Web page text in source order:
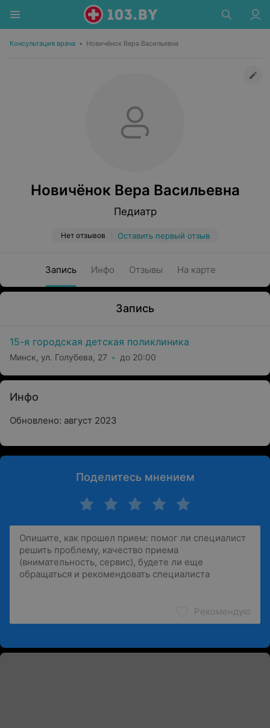
Консультация врача • Новичёнок Вера Васильевна
Новичёнок Вера Васильевна
Педиатр
Нет отзывов Оставить первый отзыв
Запись Инфо Отзывы На карте
Запись
15-я городская детская поликлиника
Минск, ул. Голубева, 27 до 20:00
Инфо
Обновлено: август 2023
Поделитесь мнением
Рекомендую